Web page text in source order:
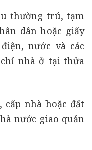
thường trú, tạm
dân hoặc giấy
nước và các
nhà ở tại thửa
cấp nhà hoặc đất
nước giao quản